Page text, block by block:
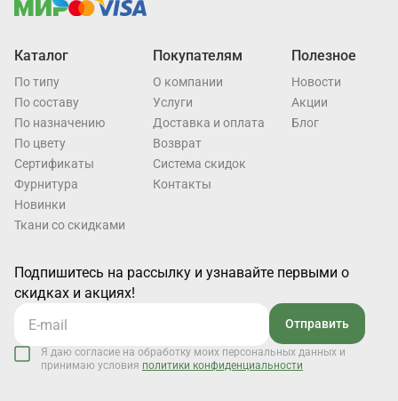
Каталог
По типу
По составу
По назначению
По цвету
Cертификаты
Фурнитура
Новинки
Ткани со скидками
Покупателям
О компании
Услуги
Доставка и оплата
Возврат
Система скидок
Контакты
Полезное
Новости
Акции
Блог
Подпишитесь на рассылку и узнавайте первыми о
скидках и акциях!
Отправить
Я даю согласие на обработку моих персональных данных и
принимаю условия политики конфиденциальности